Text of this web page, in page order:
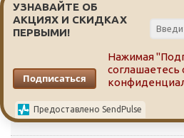
Выбрать аптеку
УЗНАВАЙТЕ ОБ
АКЦИЯХ И СКИДКАХ
ПЕРВЫМИ!
Подписаться
Нажимая
соглашаетесь
Предоставлено SendPulse